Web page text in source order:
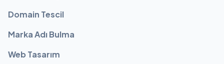
Domain Tescil
Marka Adı Bulma
Web Tasarım